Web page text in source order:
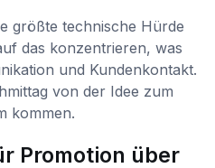
größte technische Hürde
das konzentrieren, was
und Kundenkontakt.
von der Idee zum
kommen.
Promotion über